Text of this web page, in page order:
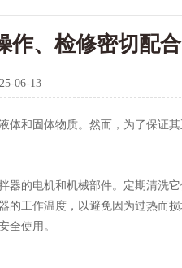
作、检修密切配合
06-13
体和固体物质。然而，为了保证
的电机和机械部件。定期清洗它
工作温度，以避免因为过热而损
全使用。